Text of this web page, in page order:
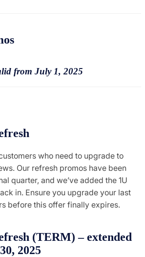
from July 1, 2025
who need to upgrade to
Our refresh promos have been
quarter, and we’ve added the 1U
in. Ensure you upgrade your last
before this offer finally expires.
(TERM) – extended
2025